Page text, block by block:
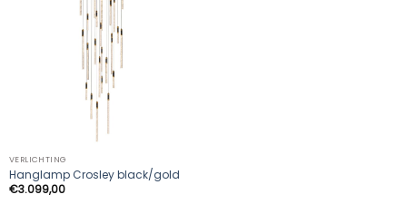
VERLICHTING
Hanglamp Crosley black/gold
€3.099,00